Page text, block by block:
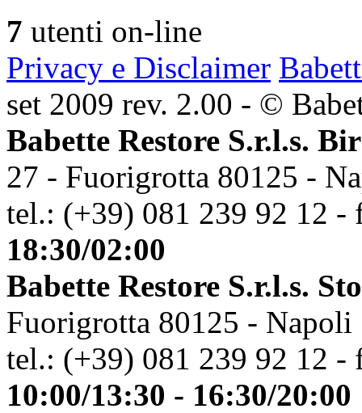
7 utenti on-line
Privacy e Disclaimer
set 2009 rev. 2.00 - ©
Babette Restore S.r.l.s.
27 - Fuorigrotta 80125 -
tel.: (+39) 081 239 92 12 -
18:30/02:00
Babette Restore S.r.l.s.
Fuorigrotta 80125 - Napoli
tel.: (+39) 081 239 92 12 -
10:00/13:30 - 16:30/20:00